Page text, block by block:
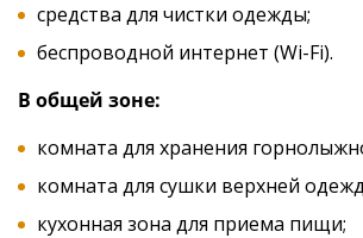
средства для чистки одежды;
беспроводной интернет (Wi-Fi).
В общей зоне:
комната для хранения
комната для сушки верхней
кухонная зона для приема пищи;